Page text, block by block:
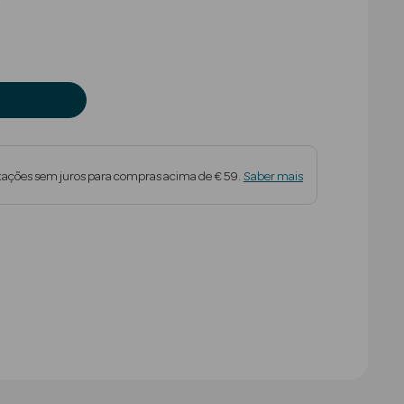
sem juros para compras acima de € 59. Saber mais